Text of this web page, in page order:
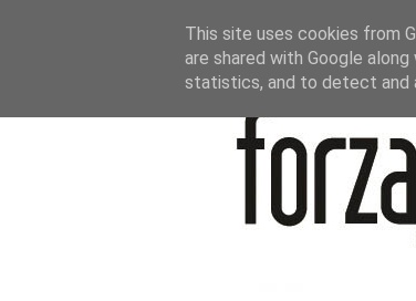
This site uses cookies from
are shared with Google
statistics, and to detect and